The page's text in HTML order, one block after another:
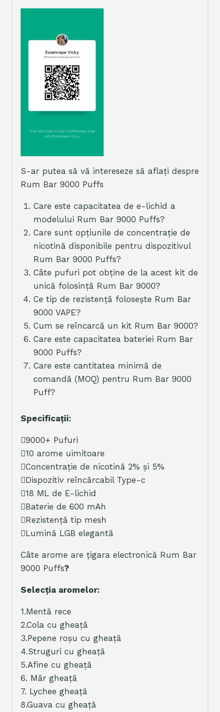
S-ar putea să vă intereseze să aflați despre
Rum Bar 9000 Puffs
Care este capacitatea de e-lichid a
modelului Rum Bar 9000 Puffs?
Care sunt opțiunile de concentrație de
nicotină disponibile pentru dispozitivul
Rum Bar 9000 Puffs?
Câte pufuri pot obține de la acest kit de
unică folosință Rum Bar 9000?
Ce tip de rezistență folosește Rum Bar
9000 VAPE?
Cum se reîncarcă un kit Rum Bar 9000?
Care este capacitatea bateriei Rum Bar
9000 Puffs?
Care este cantitatea minimă de
comandă (MOQ) pentru Rum Bar 9000
Puff?
Specificații:
9000+ Pufuri
10 arome uimitoare
Concentrație de nicotină 2% și 5%
Dispozitiv reîncărcabil Type-c
18 ML de E-lichid
Baterie de 600 mAh
Rezistență tip mesh
Lumină LGB elegantă
Câte arome are țigara electronică Rum Bar
9000 Puffs?
Selecția aromelor:
1.Mentă rece
2.Cola cu gheață
3.Pepene roșu cu gheață
4.Struguri cu gheață
5.Afine cu gheață
6. Măr gheață
7. Lychee gheață
8.Guava cu gheață